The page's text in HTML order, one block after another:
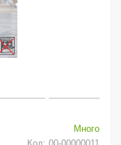
Много